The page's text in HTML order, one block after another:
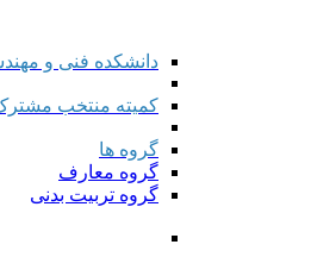
دانشکده فنی و
کمیته منتخب
گروه ها
گروه معارف
گروه تربیت بدنی